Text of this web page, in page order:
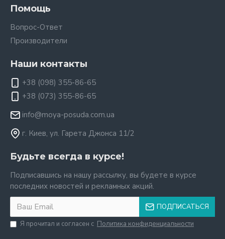
Помощь
Вопрос-Ответ
Производители
Наши контакты
+38 (098) 355-86-65
+38 (073) 355-86-65
info@moya-posuda.com.ua
г. Киев, ул. Гарета Джонса 11/2
Будьте всегда в курсе!
Подписавшись на нашу рассылку, вы будете в курсе
последних новостей и рекламных акций.
ПОДПИСАТЬСЯ
Я прочитал и согласен с Политика конфиденциальности